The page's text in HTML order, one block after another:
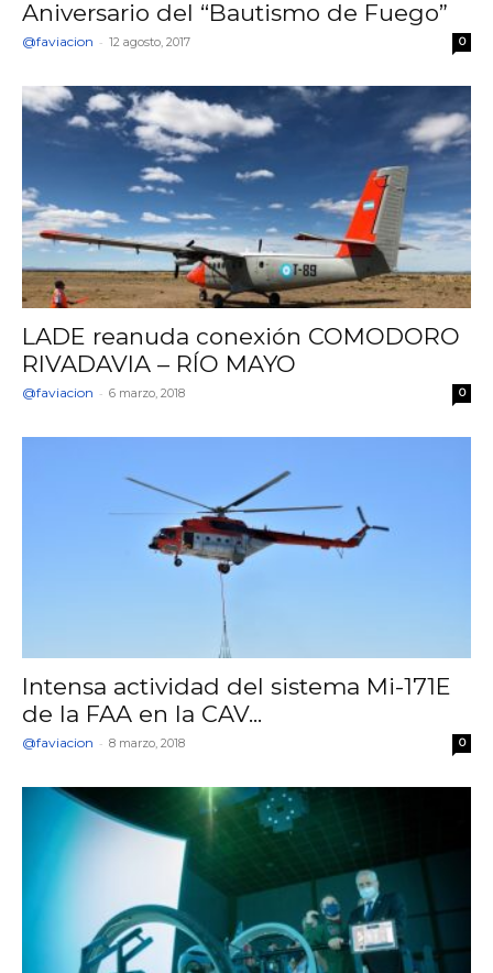
Aniversario del “Bautismo de Fuego”
@faviacion - 12 agosto, 2017 0
LADE reanuda conexión COMODORO
RIVADAVIA – RÍO MAYO
@faviacion - 6 marzo, 2018 0
Intensa actividad del sistema Mi-171E
de la FAA en la CAV...
@faviacion - 8 marzo, 2018 0